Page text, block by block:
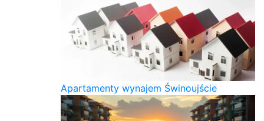
Apartamenty wynajem Świnoujście